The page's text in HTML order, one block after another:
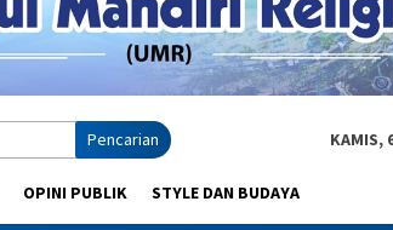
Pencarian KAMIS,
OPINI PUBLIK STYLE DAN BUDAYA